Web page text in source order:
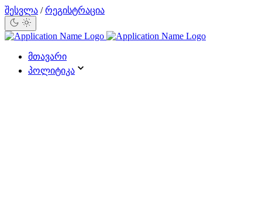
შესვლა / რეგისტრაცია
მთავარი
პოლიტიკა